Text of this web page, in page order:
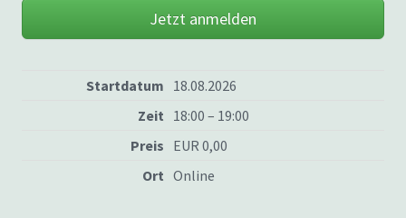
Jetzt anmelden
Startdatum 18.08.2026
Zeit 18:00 – 19:00
Preis EUR 0,00
Ort Online